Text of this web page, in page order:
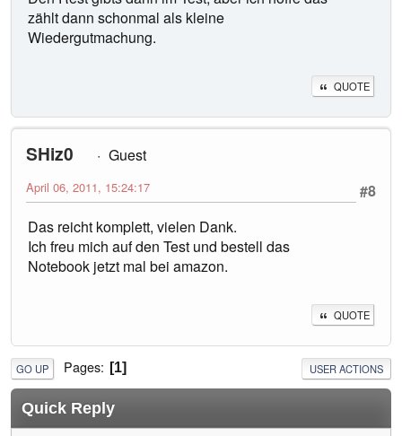
zählt dann schonmal als kleine
Wiedergutmachung.
QUOTE
SHiz0
Guest
#8
April 06, 2011, 15:24:17
Das reicht komplett, vielen Dank.
Ich freu mich auf den Test und bestell das
Notebook jetzt mal bei amazon.
QUOTE
GO UP Pages 1 USER ACTIONS
Quick Reply